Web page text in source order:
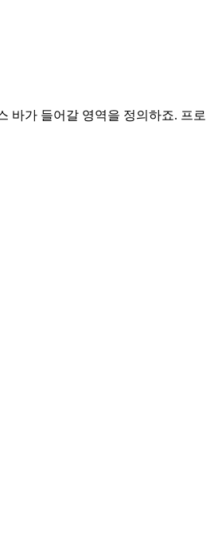
바가 들어갈 영역을 정의하죠. 프로